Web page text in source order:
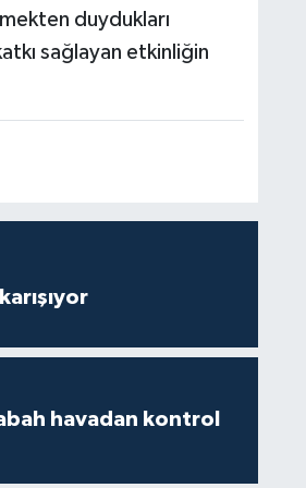
duydukları
sağlayan etkinliğin
havadan kontrol